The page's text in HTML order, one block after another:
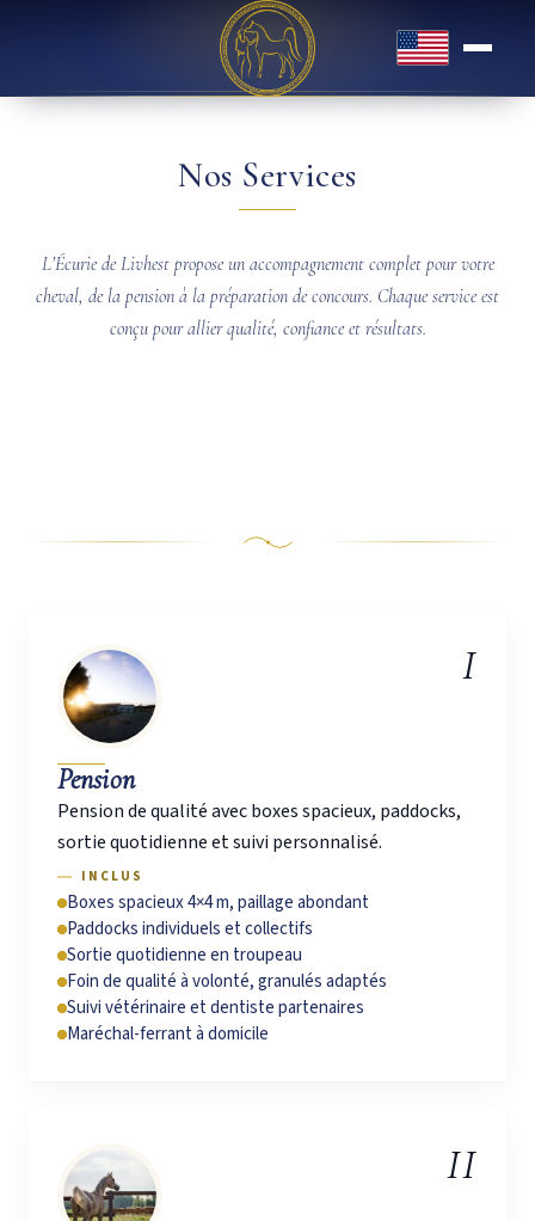
English
Nos Services
L’Écurie de Livhest propose un accompagnement complet pour votre
cheval, de la pension à la préparation de concours. Chaque service est
conçu pour allier qualité, confiance et résultats.
I
Pension
Pension de qualité avec boxes spacieux, paddocks,
sortie quotidienne et suivi personnalisé.
INCLUS
Boxes spacieux 4×4 m, paillage abondant
Paddocks individuels et collectifs
Sortie quotidienne en troupeau
Foin de qualité à volonté, granulés adaptés
Suivi vétérinaire et dentiste partenaires
Maréchal-ferrant à domicile
II